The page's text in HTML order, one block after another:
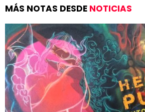
MÁS NOTAS DESDE NOTICIAS